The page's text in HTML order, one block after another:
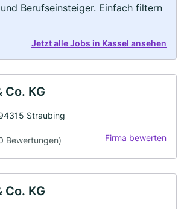
Berufseinsteiger. Einfach filtern
Jetzt alle Jobs in Kassel ansehen
Co. KG
Straubing
Bewertungen) Firma bewerten
Co. KG